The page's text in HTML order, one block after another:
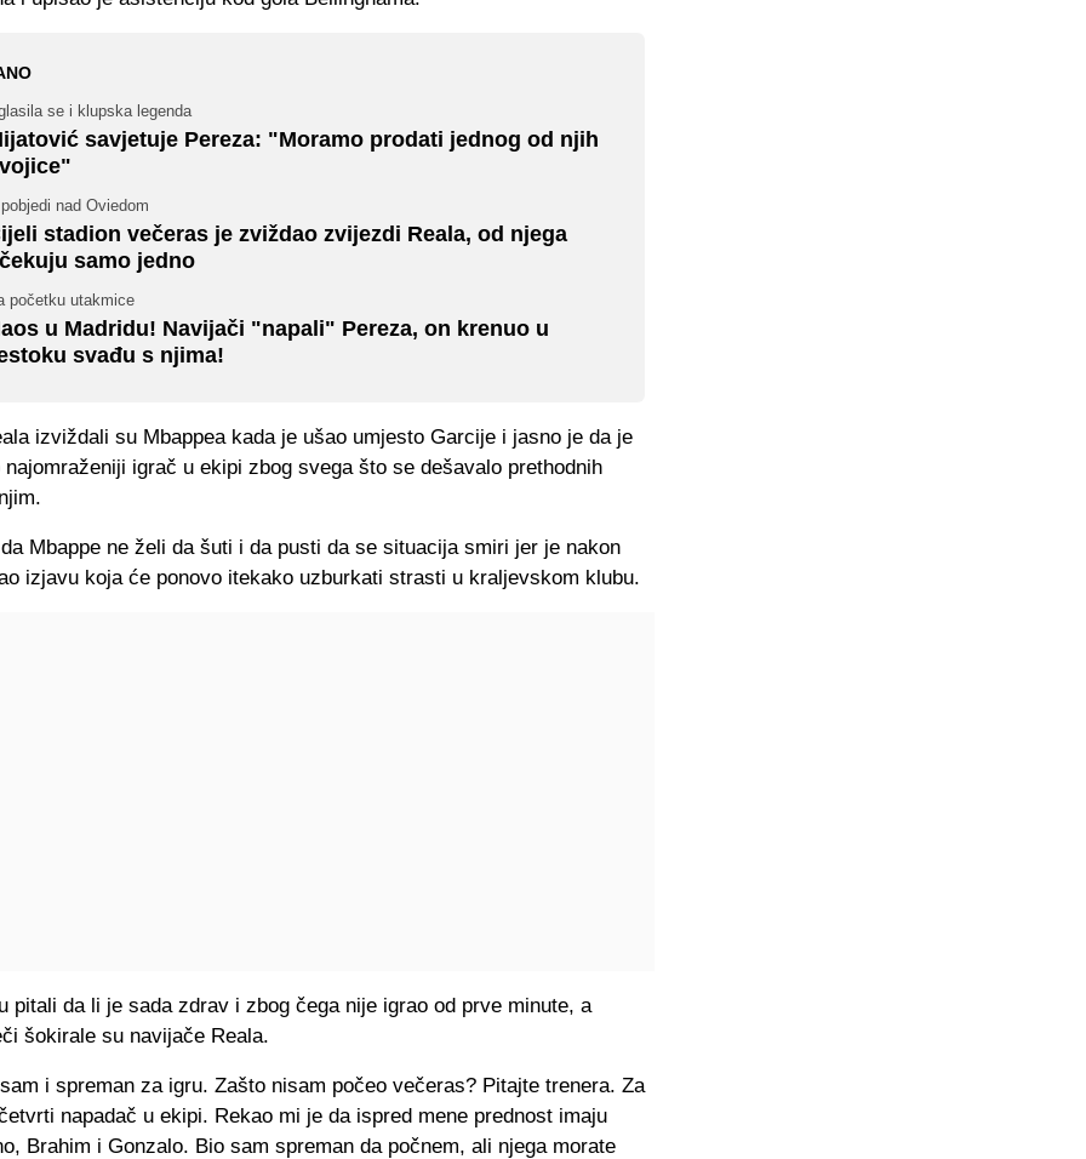
se i klupska legenda
savjetuje Pereza: "Moramo prodati jednog od njih
nad Oviedom
stadion večeras je zviždao zvijezdi Reala, od njega
samo jedno
početku utakmice
u Madridu! Navijači "napali" Pereza, on krenuo u
svađu s njima!
izviždali su Mbappea kada je ušao umjesto Garcije i jasno je da je
najomraženiji igrač u ekipi zbog svega što se dešavalo prethodnih
Mbappe ne želi da šuti i da pusti da se situacija smiri jer je nakon
izjavu koja će ponovo itekako uzburkati strasti u kraljevskom klubu.
pitali da li je sada zdrav i zbog čega nije igrao od prve minute, a
šokirale su navijače Reala.
i spreman za igru. Zašto nisam počeo večeras? Pitajte trenera. Za
napadač u ekipi. Rekao mi je da ispred mene prednost imaju
Brahim i Gonzalo. Bio sam spreman da počnem, ali njega morate